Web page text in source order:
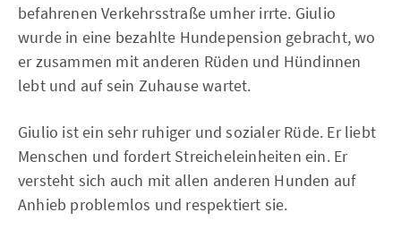
befahrenen Verkehrsstraße umher irrte. Giulio
wurde in eine bezahlte Hundepension gebracht, wo
er zusammen mit anderen Rüden und Hündinnen
lebt und auf sein Zuhause wartet.
Giulio ist ein sehr ruhiger und sozialer Rüde. Er liebt
Menschen und fordert Streicheleinheiten ein. Er
versteht sich auch mit allen anderen Hunden auf
Anhieb problemlos und respektiert sie.